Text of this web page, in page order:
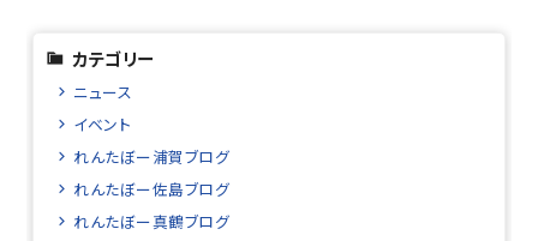
カテゴリー
ニュース
イベント
れんたぼー浦賀ブログ
れんたぼー佐島ブログ
れんたぼー真鶴ブログ